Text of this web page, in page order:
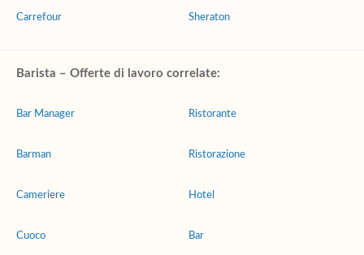
Carrefour Sheraton
Barista – Offerte di lavoro correlate:
Bar Manager
Barman
Cameriere
Cuoco
Ristorante
Ristorazione
Hotel
Bar